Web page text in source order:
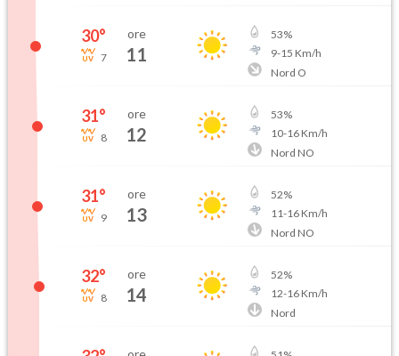
30°
7
ore
11
53%
9-15 Km/h
Nord O
31°
8
ore
12
53%
10-16Km/h
Nord NO
31°
9
ore
13
52%
11-16Km/h
Nord NO
32°
8
ore
14
52%
12-16Km/h
Nord